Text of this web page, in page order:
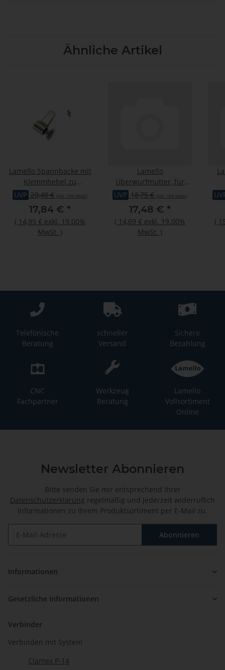
Ähnliche Artikel
Lamello Spannbacke mit
Klemmhebel zu
Anschlagwinkel, für Zeta
P2,Top20/21,Classic X
UVP 20,40 € (inkl. 19% MwSt.)
17,84 € *
( 14,99 € exkl. 19.00%
MwSt. )
Lamello
Überwurfmutter, für
Profila P,Perfora P,Profila
Pro Plus,P51,P53
UVP 18,75 € (inkl. 19% MwSt.)
17,48 € *
( 14,69 € exkl. 19.00%
MwSt. )
(
Telefonische
Beratung
schneller
Versand
Sichere
Bezahlung
CNC
Fachpartner
Werkzeug
Beratung
Lamello
Vollsortiment
Online
Newsletter Abonnieren
Bitte senden Sie mir entsprechend Ihrer
Datenschutzerklärung regelmäßig und jederzeit widerruflich
Informationen zu Ihrem Produktsortiment per E-Mail zu.
Abonnieren
Informationen
Gesetzliche Informationen
Verbinder
Verbinden mit System
Clamex P-14